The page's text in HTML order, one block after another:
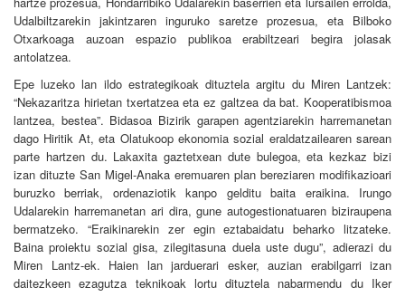
Udalbiltzarekin jakintzaren inguruko saretze prozesua, eta Bilboko
Otxarkoaga auzoan espazio publikoa erabiltzeari begira jolasak
antolatzea.
Epe luzeko lan ildo estrategikoak dituztela argitu du Miren Lantzek:
“Nekazaritza hirietan txertatzea eta ez galtzea da bat. Kooperatibismoa
lantzea, bestea”. Bidasoa Bizirik garapen agentziarekin harremanetan
dago Hiritik At, eta Olatukoop ekonomia sozial eraldatzailearen sarean
parte hartzen du. Lakaxita gaztetxean dute bulegoa, eta kezkaz bizi
izan dituzte San Migel-Anaka eremuaren plan bereziaren modifikazioari
buruzko berriak, ordenaziotik kanpo gelditu baita eraikina. Irungo
Udalarekin harremanetan ari dira, gune autogestionatuaren biziraupena
bermatzeko. “Eraikinarekin zer egin eztabaidatu beharko litzateke.
Baina proiektu sozial gisa, zilegitasuna duela uste dugu”, adierazi du
Miren Lantz-ek. Haien lan jarduerari esker, auzian erabilgarri izan
daitezkeen ezagutza teknikoak lortu dituztela nabarmendu du Iker